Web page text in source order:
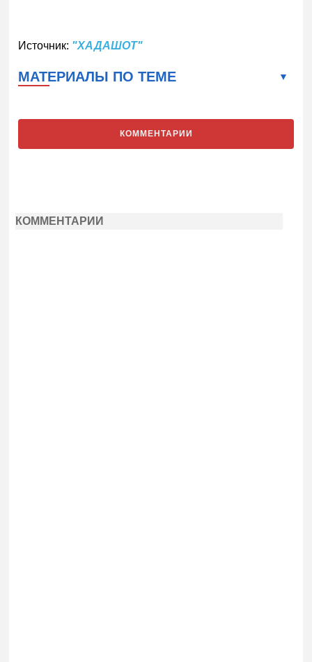
Источник: "ХАДАШОТ"
МАТЕРИАЛЫ ПО ТЕМЕ
КОММЕНТАРИИ
КОММЕНТАРИИ